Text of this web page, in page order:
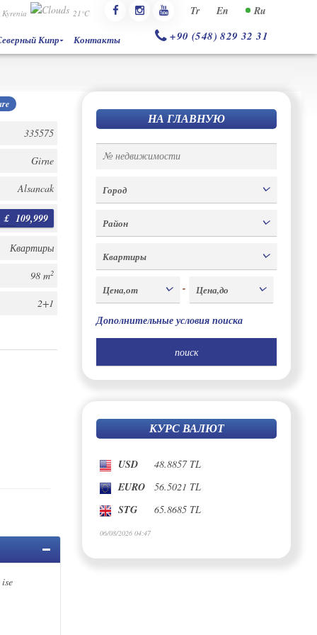
Tr En Ru
Kyrenia 21°C
+90 (548) 829 32 31
Кипр Контакты
335575
Girne
Alsancak
£ 109,999
Квартиры
98 m2
2+1
НА ГЛАВНУЮ
Город
Район
Квартиры
Цена,от - Цена,до
Дополнительные условия поиска
КУРС ВАЛЮТ
USD 48.8857 TL
EURO 56.5021 TL
STG 65.8685 TL
06/08/2026 04:47